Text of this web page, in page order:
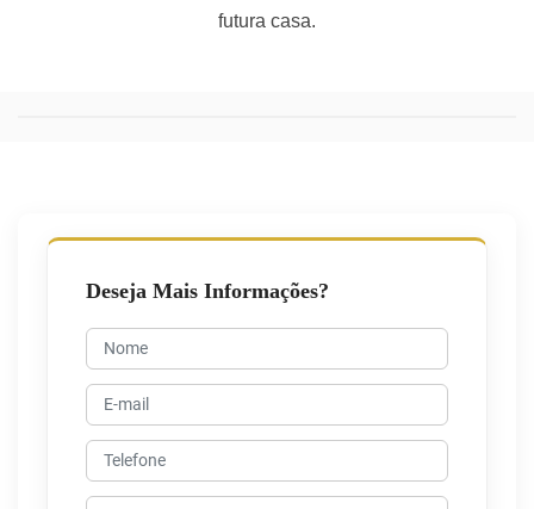
futura casa.
Deseja Mais Informações?